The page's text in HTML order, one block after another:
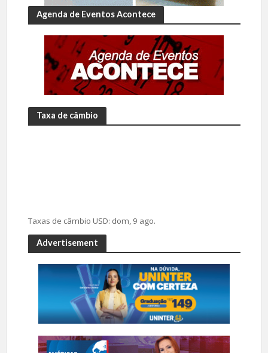
Agenda de Eventos Acontece
Taxa de câmbio
Taxas de câmbio USD: dom, 9 ago.
Advertisement